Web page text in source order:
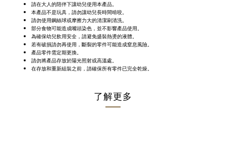
請在大人的陪伴下讓幼兒使用本產品。
本產品不是玩具，請勿讓幼兒長時間啃咬。
請勿使用鋼絲球或摩擦力大的清潔刷清洗。
部分食物可能造成嘴頭染色，並不影響產品使用。
為確保幼兒飲用安全，請避免盛裝熱燙的液體。
若有破損請勿再使用，斷裂的零件可能造成窒息風險。
產品零件需定期更換。
請勿將產品存放於陽光照射或高溫處。
在存放和重新組裝之前，請確保所有零件已完全乾燥。
了解更多